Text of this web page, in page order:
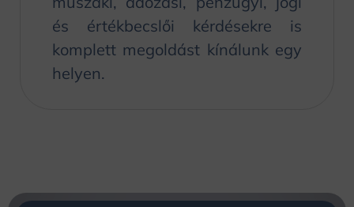
és értékbecslői kérdésekre is
komplett megoldást kínálunk egy
helyen.